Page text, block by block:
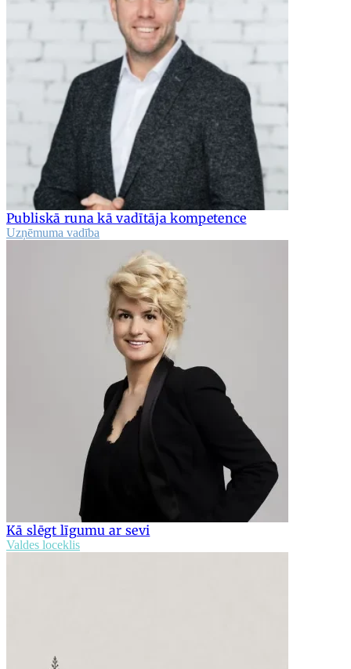
Publiskā runa kā vadītāja kompetence
Uzņēmuma vadība
Kā slēgt līgumu ar sevi
Valdes loceklis